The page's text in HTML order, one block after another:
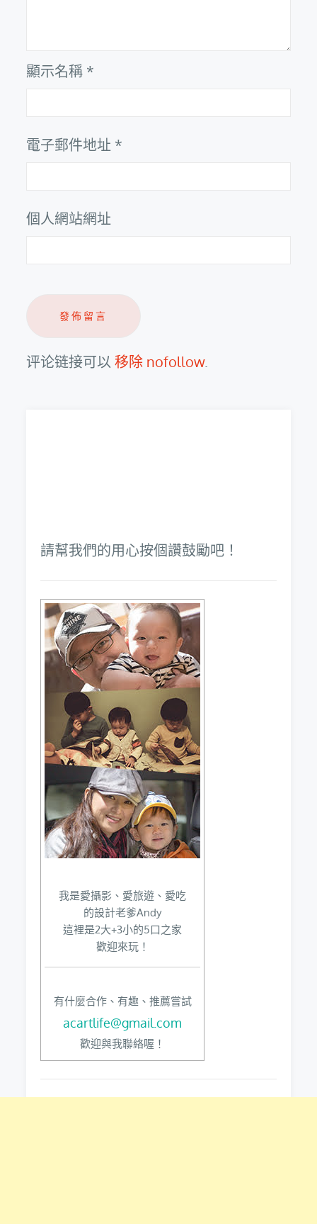
顯示名稱 *
電子郵件地址 *
個人網站網址
评论链接可以移除 nofollow.
請幫我們的用心按個讚鼓勵吧！
我是愛攝影、愛旅遊、愛吃
的設計老爹Andy
這裡是2大+3小的5口之家
歡迎來玩！
有什麼合作、有趣、推薦嘗試
acartlife@gmail.com
歡迎與我聯絡喔！